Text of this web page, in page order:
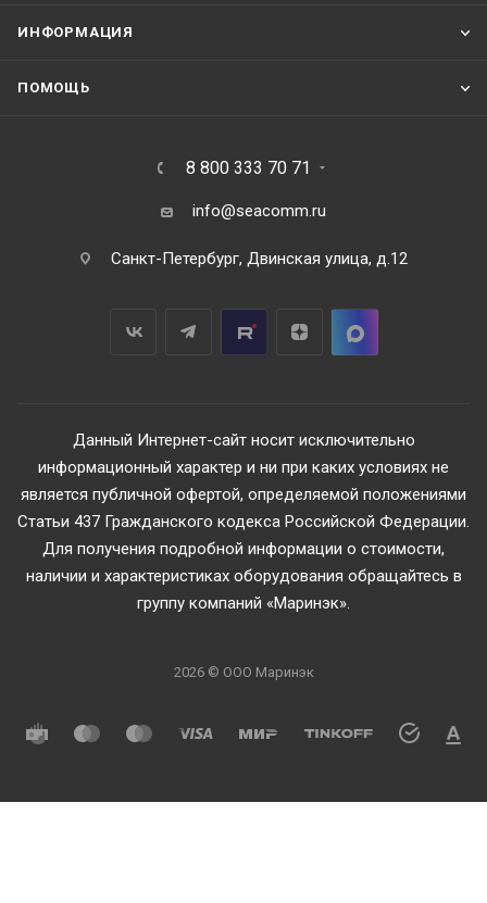
ИНФОРМАЦИЯ
ПОМОЩЬ
8 800 333 70 71
info@seacomm.ru
Санкт-Петербург, Двинская улица, д.12
Данный Интернет-сайт носит исключительно
информационный характер и ни при каких условиях не
является публичной офертой, определяемой положениями
Статьи 437 Гражданского кодекса Российской Федерации.
Для получения подробной информации о стоимости,
наличии и характеристиках оборудования обращайтесь в
группу компаний «Маринэк».
2026 © ООО Маринэк